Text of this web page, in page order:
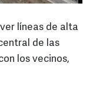
líneas de alta
de las
los vecinos,